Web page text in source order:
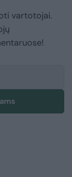
vartotojai.